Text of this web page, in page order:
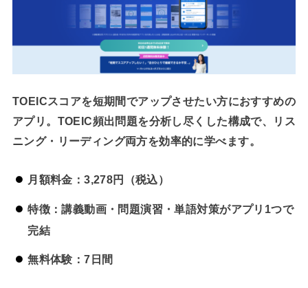
TOEICスコアを短期間でアップさせたい方におすすめの
アプリ。TOEIC頻出問題を分析し尽くした構成で、リス
ニング・リーディング両方を効率的に学べます。
月額料金：3,278円（税込）
特徴：講義動画・問題演習・単語対策がアプリ1つで
完結
無料体験：7日間